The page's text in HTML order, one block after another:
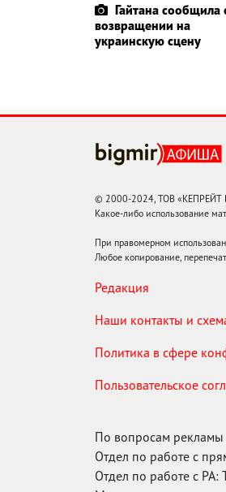
Гайтана сообщила
возвращении на
украинскую сцену
© 2000-2024, ТОВ «КЕПРЕЙТ
Какое-либо использование
При правомерном
Любое копирование,
Редакция
Наши контакты и
Политика в сфере
Пользовательское
По вопросам рекламы
Отдел по работе с
Отдел по работе с